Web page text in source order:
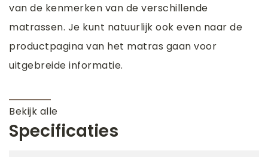
van de kenmerken van de verschillende
matrassen. Je kunt natuurlijk ook even naar de
productpagina van het matras gaan voor
uitgebreide informatie.
Bekijk alle
Specificaties